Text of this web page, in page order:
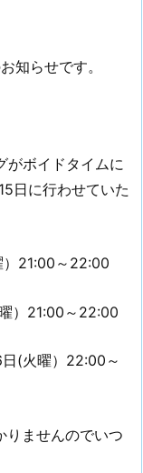
知らせです。
がボイドタイムに
日に行わせていた
21:00～22:00
21:00～22:00
(火曜）22:00～
りませんのでいつ